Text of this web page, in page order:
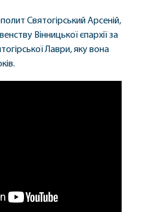
Святогірський Арсеній,
Вінницької єпархії за
Лаври, яку вона